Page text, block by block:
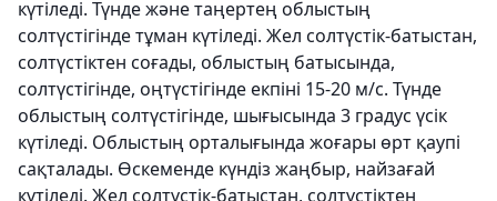
күтіледі. Түнде және таңертең облыстың
солтүстігінде тұман күтіледі. Жел солтүстік-батыстан,
солтүстіктен соғады, облыстың батысында,
солтүстігінде, оңтүстігінде екпіні 15-20 м/с. Түнде
облыстың солтүстігінде, шығысында 3 градус үсік
күтіледі. Облыстың орталығында жоғары өрт қаупі
сақталады. Өскеменде күндіз жаңбыр, найзағай
күтіледі. Жел солтүстік-батыстан, солтүстіктен